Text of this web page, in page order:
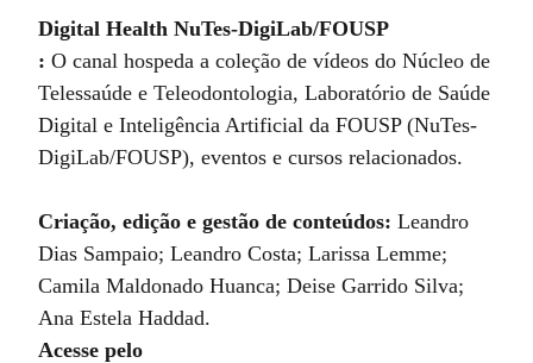
Digital Health NuTes-DigiLab/FOUSP
:O canal hospeda a coleção de vídeos do Núcleo de
Telessaúde e Teleodontologia, Laboratório de Saúde
Digital e Inteligência Artificial da FOUSP (NuTes-
DigiLab/FOUSP), eventos e cursos relacionados.
Criação, edição e gestão de conteúdos: Leandro
Dias Sampaio; Leandro Costa; Larissa Lemme;
Camila Maldonado Huanca; Deise Garrido Silva;
Ana Estela Haddad.
Acesse pelo